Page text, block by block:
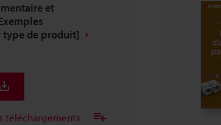
et
type de produit]
téléchargements